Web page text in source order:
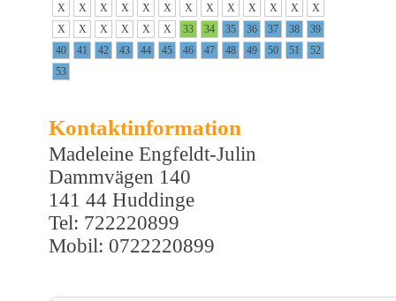
X
X X X X X X X X X X X
X
X
X X X X X 33 34 35 36 37 38
39
40
41 42 43 44 45 46 47 48 49 50 51
52
53
Kontaktinformation
Madeleine Engfeldt-Julin
Dammvägen 140
141 44 Huddinge
Tel: 722220899
Mobil: 0722220899